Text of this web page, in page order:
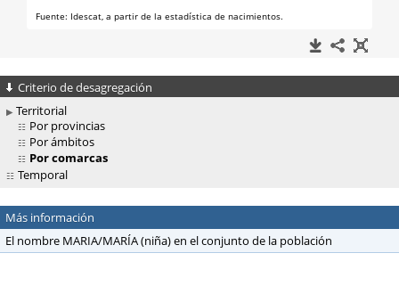
Criterio de desagregación
Territorial
Por provincias
Por ámbitos
Por comarcas
Temporal
Más información
El nombre MARIA/MARÍA (niña) en el conjunto de la población